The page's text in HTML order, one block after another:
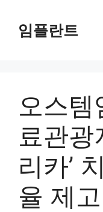
임플란트
오스템
료관광
리카’
율 제